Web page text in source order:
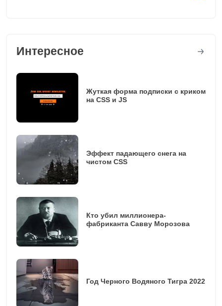
Интересное
Жуткая форма подписки с криком
на CSS и JS
Эффект падающего снега на
чистом CSS
Кто убил миллионера-
фабриканта Савву Морозова
Год Черного Водяного Тигра 2022